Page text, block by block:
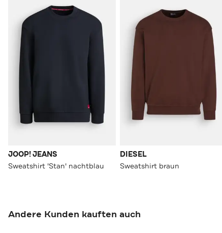
JOOP! JEANS
Sweatshirt 'Stan' nachtblau
DIESEL
Sweatshirt braun
Andere Kunden kauften auch